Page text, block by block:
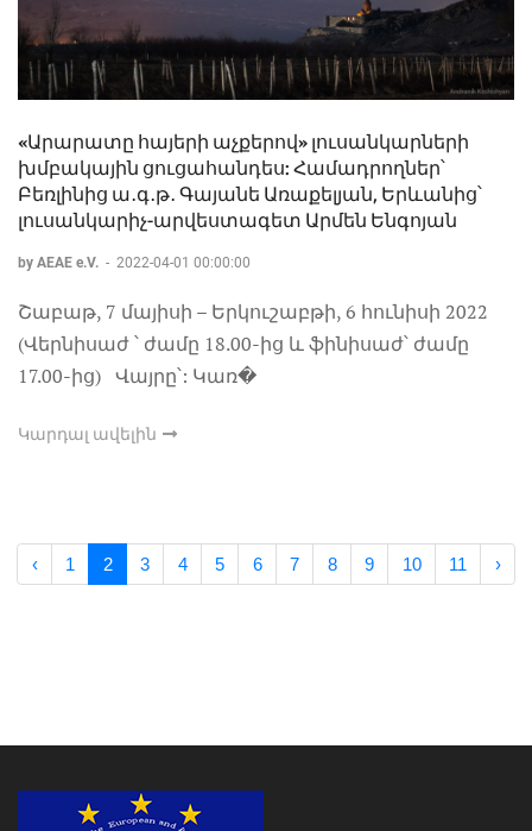
«Արարատը հայերի աչքերով» լուսանկարների
խմբակային ցուցահանդես: Համադրողներ՝
Բեռլինից ա․գ․թ․ Գայանե Առաքելյան, Երևանից՝
լուսանկարիչ-արվեստագետ Արմեն Ենգոյան
by AEAE e.V. - 2022-04-01 00:00:00
Շաբաթ, 7 մայիսի – Երկուշաբթի, 6 հունիսի 2022
(Վերնիսաժ ՝ ժամը 18.00-ից և ֆինիսաժ՝ ժամը
17.00-ից) Վայրը՝: Կառ�
Կարդալ ավելին
‹ 1 2 3 4 5 6 7 8 9 10 11 ›